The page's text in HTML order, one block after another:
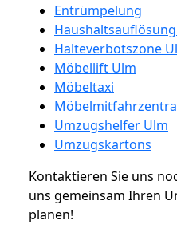
Entrümpelung
Halteverbotszone
Möbellift Ulm
Möbeltaxi
Umzugshelfer Ulm
Umzugskartons
Kontaktieren Sie uns
uns gemeinsam Ihren
planen!